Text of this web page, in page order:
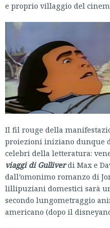
e proprio villaggio del
Il fil rouge della
proiezioni iniziano dunque
celebri della letteratura:
viaggi di Gulliverdi Max e
dall’omonimo romanzo di
lillipuziani domestici sarà
secondo lungometraggio
americano (dopo il